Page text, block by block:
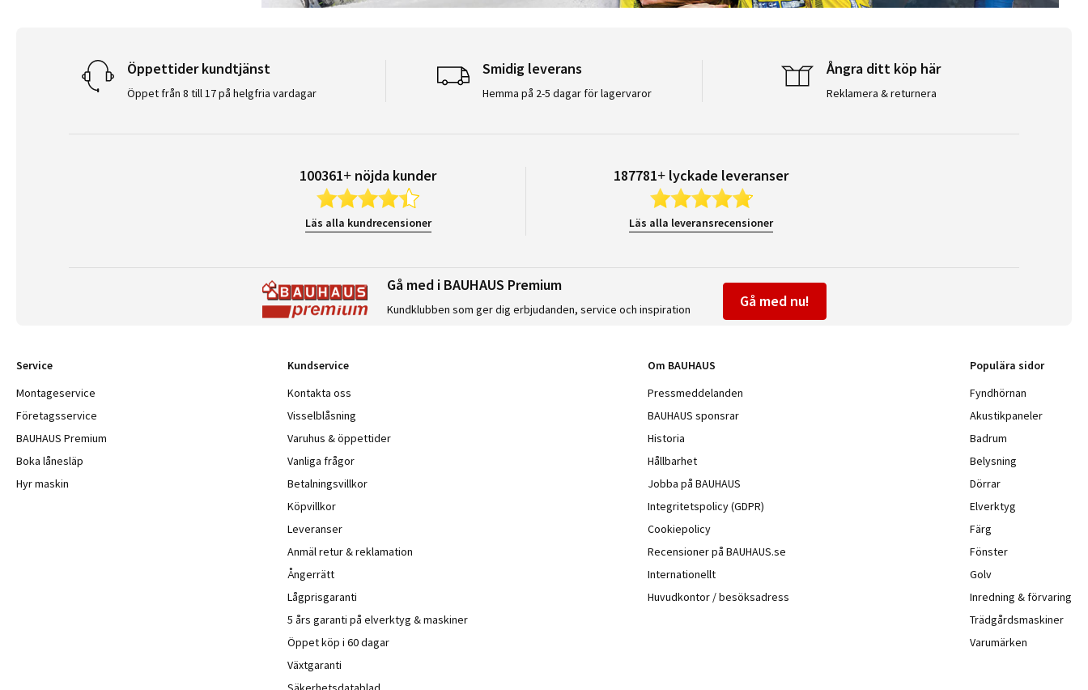
Öppettider kundtjänst
Öppet från 8 till 17 på helgfria vardagar
Smidig leverans
Hemma på 2-5 dagar för lagervaror
Ångra ditt köp här
Reklamera & returnera
100361+ nöjda kunder
Läs alla kundrecensioner
187781+ lyckade leveranser
Läs alla leveransrecensioner
Gå med i BAUHAUS Premium
Kundklubben som ger dig erbjudanden, service och inspiration Gå med nu!
Service
Montageservice
Företagsservice
BAUHAUS Premium
Boka lånesläp
Hyr maskin
Kundservice
Kontakta oss
Visselblåsning
Varuhus & öppettider
Vanliga frågor
Betalningsvillkor
Köpvillkor
Leveranser
Anmäl retur & reklamation
Ångerrätt
Lågprisgaranti
5 års garanti på elverktyg & maskiner
Öppet köp i 60 dagar
Växtgaranti
Om BAUHAUS
Pressmeddelanden
BAUHAUS sponsrar
Historia
Hållbarhet
Jobba på BAUHAUS
Integritetspolicy (GDPR)
Cookiepolicy
Recensioner på BAUHAUS.se
Internationellt
Huvudkontor / besöksadress
Populära sidor
Fyndhörnan
Akustikpaneler
Badrum
Belysning
Dörrar
Elverktyg
Färg
Fönster
Golv
Inredning & förvaring
Trädgårdsmaskiner
Varumärken